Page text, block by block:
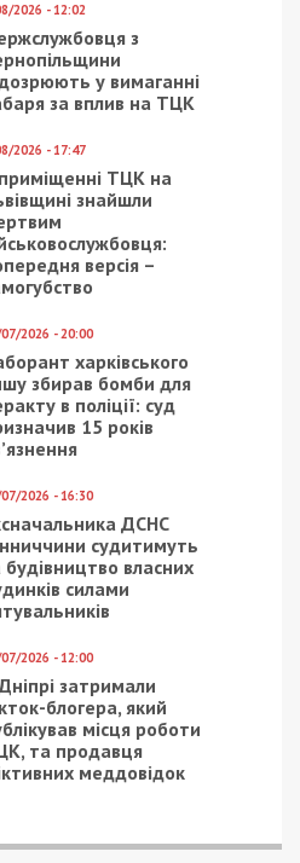
2026 - 12:02
з
у вимаганні
за вплив на ТЦК
2026 - 17:47
ТЦК на
знайшли
версія –
2026 - 20:00
харківського
збирав бомби для
в поліції: суд
15 років
2026 - 16:30
ДСНС
судитимуть
будівництво власних
силами
2026 - 12:00
затримали
блогера, який
місця роботи
та продавця
меддовідок